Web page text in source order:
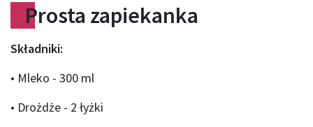
Prosta zapiekanka
Składniki:
• Mleko - 300 ml
• Drożdże - 2 łyżki